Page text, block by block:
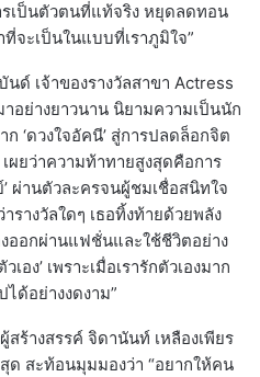
เป็นตัวตนที่แท้จริง หยุดลดทอน
จะเป็นในแบบที่เราภูมิใจ”
ด์ เจ้าของรางวัลสาขา Actress
อย่างยาวนาน นิยามความเป็นนัก
‘ดวงใจอัคนี’ สู่การปลดล็อกจิต
ยว่าความท้าทายสูงสุดคือการ
ผ่านตัวละครจนผู้ชมเชื่อสนิทใจ
างวัลใดๆ เธอทิ้งท้ายด้วยพลัง
ออกผ่านแฟชั่นและใช้ชีวิตอย่าง
อง’ เพราะเมื่อเรารักตัวเองมาก
ด้อย่างงดงาม”
สร้างสรรค์ จิดานันท์ เหลืองเพียร
สะท้อนมุมมองว่า “อยากให้คน